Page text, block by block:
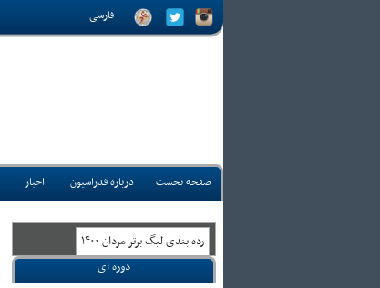
فارسی
صفحه نخست درباره فدراسیون اخبار
رده بندی ليگ برتر مردان ۱۴۰۰
دوره ای